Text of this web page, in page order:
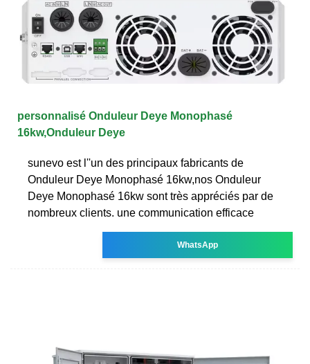
personnalisé Onduleur Deye Monophasé
16kw,Onduleur Deye
sunevo est l''un des principaux fabricants de
Onduleur Deye Monophasé 16kw,nos Onduleur
Deye Monophasé 16kw sont très appréciés par de
nombreux clients. une communication efficace
WhatsApp